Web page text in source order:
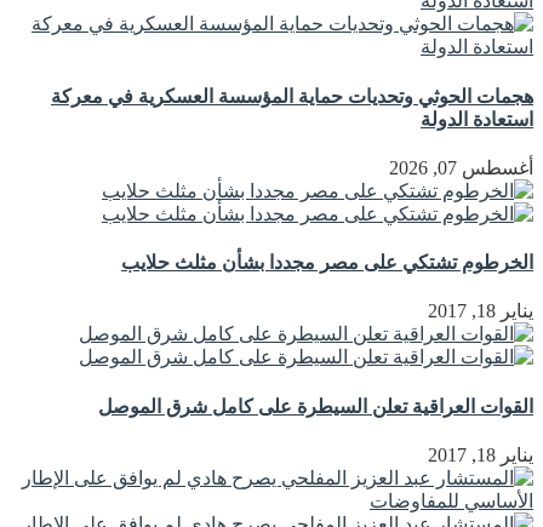
هجمات الحوثي وتحديات حماية المؤسسة العسكرية في معركة
استعادة الدولة
أغسطس 07, 2026
الخرطوم تشتكي على مصر مجددا بشأن مثلث حلايب
يناير 18, 2017
القوات العراقية تعلن السيطرة على كامل شرق الموصل
يناير 18, 2017